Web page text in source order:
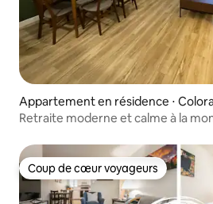
Appartement en résidence ⋅
Retraite moderne et calme à la
Coup de cœur voyageurs
Coup de cœur voyageurs